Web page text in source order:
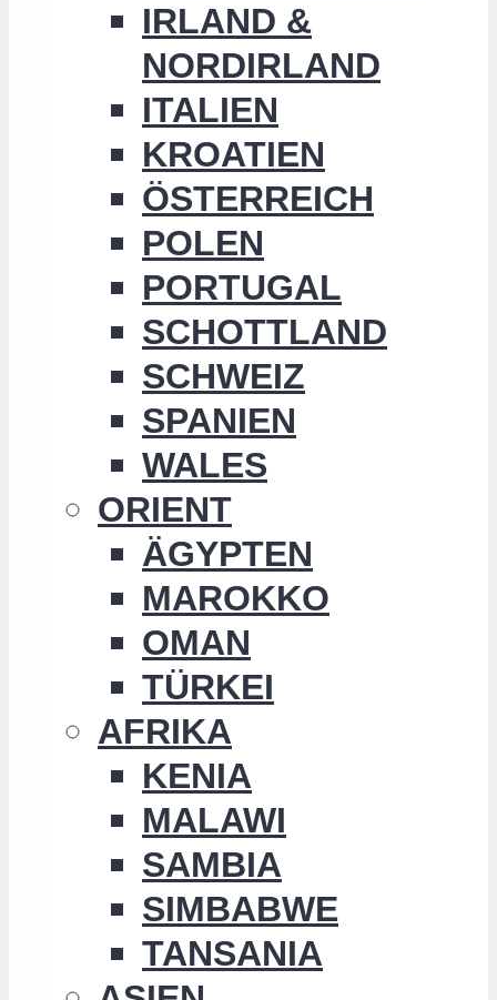
IRLAND &
NORDIRLAND
ITALIEN
KROATIEN
ÖSTERREICH
POLEN
PORTUGAL
SCHOTTLAND
SCHWEIZ
SPANIEN
WALES
ORIENT
ÄGYPTEN
MAROKKO
OMAN
TÜRKEI
AFRIKA
KENIA
MALAWI
SAMBIA
SIMBABWE
TANSANIA